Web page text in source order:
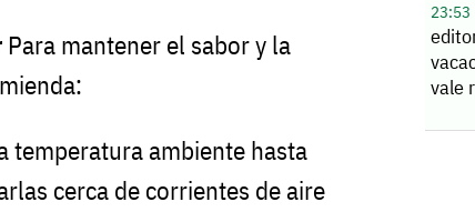
Para mantener el sabor y la
temperatura ambiente hasta
cerca de corrientes de aire
23:53
vale